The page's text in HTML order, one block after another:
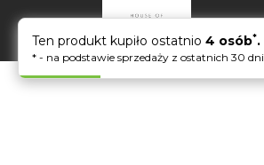
Ten produkt kupiło ostatnio 4 osób*.
* - na podstawie sprzedaży z ostatnich 30 dni